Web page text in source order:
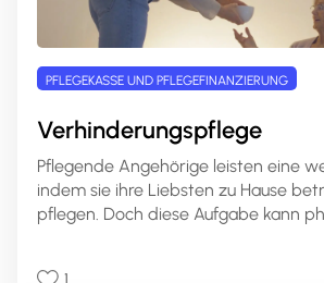
PFLEGEKASSE UND PFLEGEFINANZIERUNG
Verhinderungspflege
Pflegende Angehörige leisten eine
indem sie ihre Liebsten zu Hause
pflegen. Doch diese Aufgabe kann